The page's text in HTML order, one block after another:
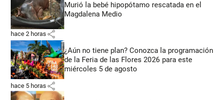
Murió la bebé hipopótamo rescatada en el
Magdalena Medio
hace 2 horas share
¿Aún no tiene plan? Conozca la programación
de la Feria de las Flores 2026 para este
miércoles 5 de agosto
hace 5 horas share